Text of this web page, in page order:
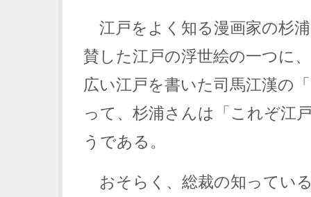
江戸をよく知る漫画家の杉
賛した江戸の浮世絵の一つに
広い江戸を書いた司馬江漢の
って、杉浦さんは「これぞ江
うである。
おそらく、総裁の知ってい